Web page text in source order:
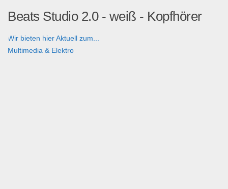
Beats Studio 2.0 - weiß - Kopfhörer
Wir bieten hier Aktuell zum...
Multimedia & Elektro